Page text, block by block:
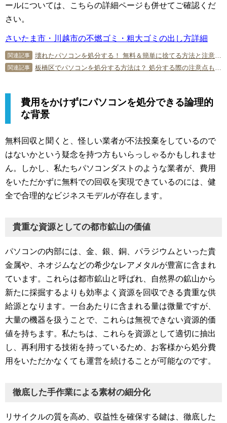
ールについては、こちらの詳細ページも併せてご確認くだ
さい。
さいたま市・川越市の不燃ゴミ・粗大ゴミの出し方詳細
関連記事 壊れたパソコンを処分する！ 無料＆簡単に捨てる方法と注意点を解説！
関連記事 板橋区でパソコンを処分する方法は？ 処分する際の注意点も併せて解説
費用をかけずにパソコンを処分できる論理的
な背景
無料回収と聞くと、怪しい業者が不法投棄をしているので
はないかという疑念を持つ方もいらっしゃるかもしれませ
ん。しかし、私たちパソコンダストのような業者が、費用
をいただかずに無料での回収を実現できているのには、健
全で合理的なビジネスモデルが存在します。
貴重な資源としての都市鉱山の価値
パソコンの内部には、金、銀、銅、パラジウムといった貴
金属や、ネオジムなどの希少なレアメタルが豊富に含まれ
ています。これらは都市鉱山と呼ばれ、自然界の鉱山から
新たに採掘するよりも効率よく資源を回収できる貴重な供
給源となります。一台あたりに含まれる量は微量ですが、
大量の機器を扱うことで、これらは無視できない資源的価
値を持ちます。私たちは、これらを資源として適切に抽出
し、再利用する技術を持っているため、お客様から処分費
用をいただかなくても運営を続けることが可能なのです。
徹底した手作業による素材の細分化
リサイクルの質を高め、収益性を確保する鍵は、徹底した